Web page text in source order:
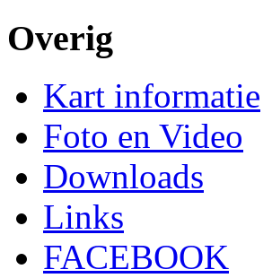
Overig
Kart informatie
Foto en Video
Downloads
Links
FACEBOOK